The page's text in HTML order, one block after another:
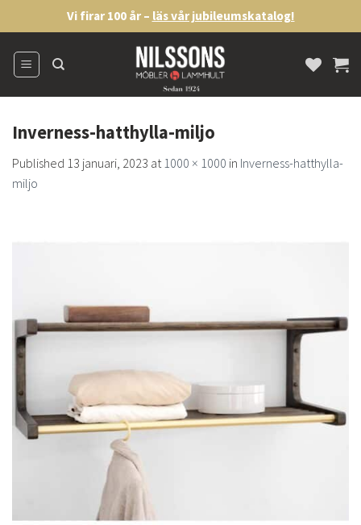
to
content
Vi firar 100 år – läs vår jubileumskatalog!
Inverness-hatthylla-miljo
Published 13 januari, 2023 at1000 × 1000 in Inverness-hatthylla-
miljo